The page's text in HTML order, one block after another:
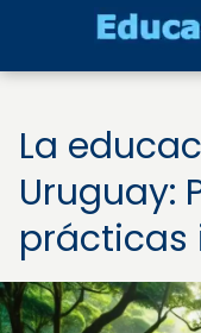
La
Uruguay:
prácticas